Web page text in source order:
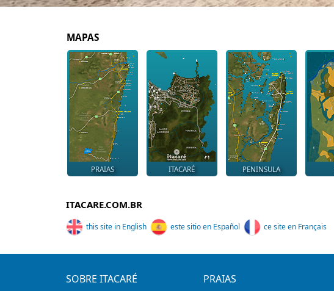
MAPAS
PRAIAS ITACARÉ PENINSULA
ITACARE.COM.BR
this site in English este sitio en Español ce site en Français
SOBRE ITACARÉ
PRAIAS